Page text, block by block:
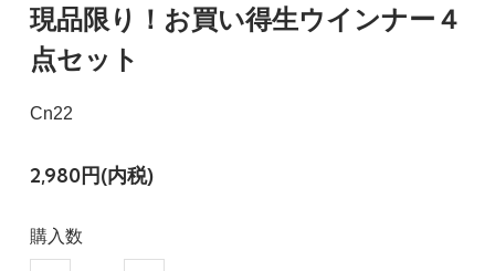
現品限り！お買い得生ウインナー４
点セット
Cn22
2,980円(内税)
購入数